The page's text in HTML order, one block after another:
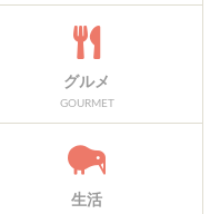
グルメ
GOURMET
生活